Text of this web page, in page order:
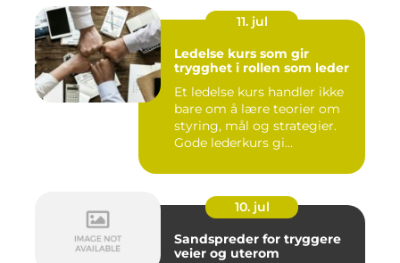
11. jul
Ledelse kurs som gir
trygghet i rollen som leder
Et ledelse kurs handler ikke
bare om å lære teorier om
styring, mål og strategier.
Gode lederkurs gi...
10. jul
Sandspreder for tryggere
veier og uterom